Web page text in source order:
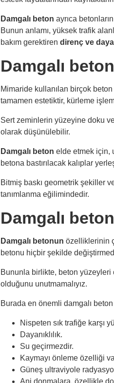
Damgalı beton ayrıca
Bunun anlamı, yüksek trafik
bakım gerektiren direnç ve
Damgalı
Mimaride kullanılan birçok
tamamen estetiktir, kürleme
Sert zeminlerin yüzeyine doku
olarak düşünülebilir.
Damgalı beton elde etmek için,
betona bastırılacak kalıplar
Bitmiş baskı geometrik şekiller
tanımlanma eğilimindedir.
Damgalı
Damgalı betonun özelliklerinin
betonu hiçbir şekilde
Bununla birlikte, beton
olduğunu unutmamalıyız.
Burada en önemli damgalı beton
Nispeten sık trafiğe karşı
Dayanıklılık.
Su geçirmezdir.
Kaymayı önleme özelliği
Güneş ultraviyole
Ani donmalara, özellikle